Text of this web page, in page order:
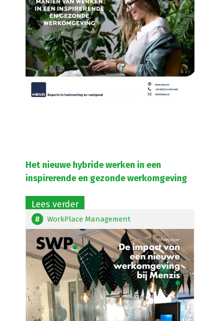
Het nieuwe hybride werken in een
inspirerende en gezonde werkomgeving
Lees verder
WorkPlace Management